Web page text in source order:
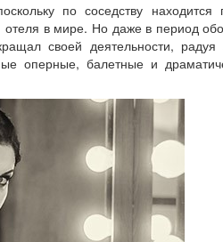
по соседству находится
в мире. Но даже в период
своей деятельности,
оперные, балетные и